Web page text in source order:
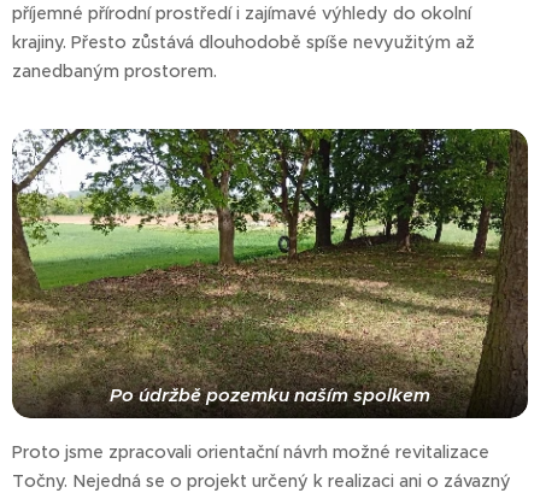
příjemné přírodní prostředí i zajímavé výhledy do okolní
krajiny. Přesto zůstává dlouhodobě spíše nevyužitým až
zanedbaným prostorem.
Po údržbě pozemku naším spolkem
Proto jsme zpracovali orientační návrh možné revitalizace
Točny. Nejedná se o projekt určený k realizaci ani o závazný